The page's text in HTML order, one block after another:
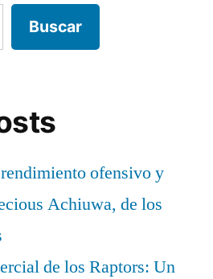
Buscar
ofensivo y
Achiuwa, de los
de los Raptors: Un